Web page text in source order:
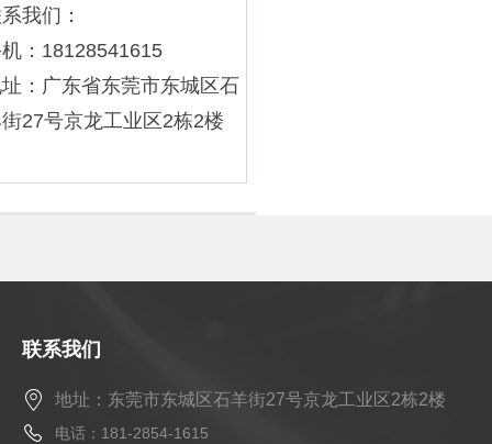
我们：
：18128541615
：广东省东莞市东城区石
27号京龙工业区2栋2楼
联系我们
地址：东莞市东城区石羊街27号京龙工业区2栋2楼
电话：181-2854-1615